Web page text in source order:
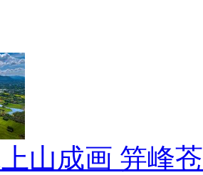
山成画 笄峰